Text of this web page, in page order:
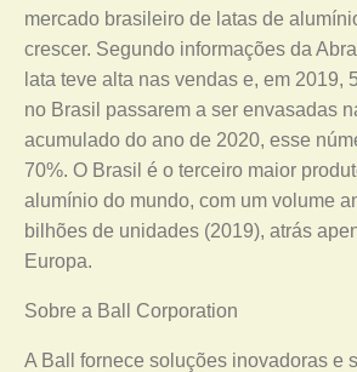
mercado brasileiro de latas de
crescer. Segundo informações da
lata teve alta nas vendas e, em 2019,
no Brasil passarem a ser envasadas
acumulado do ano de 2020, esse
70%. O Brasil é o terceiro maior
alumínio do mundo, com um volume
bilhões de unidades (2019), atrás
Europa.
Sobre a Ball Corporation
A Ball fornece soluções inovadoras e